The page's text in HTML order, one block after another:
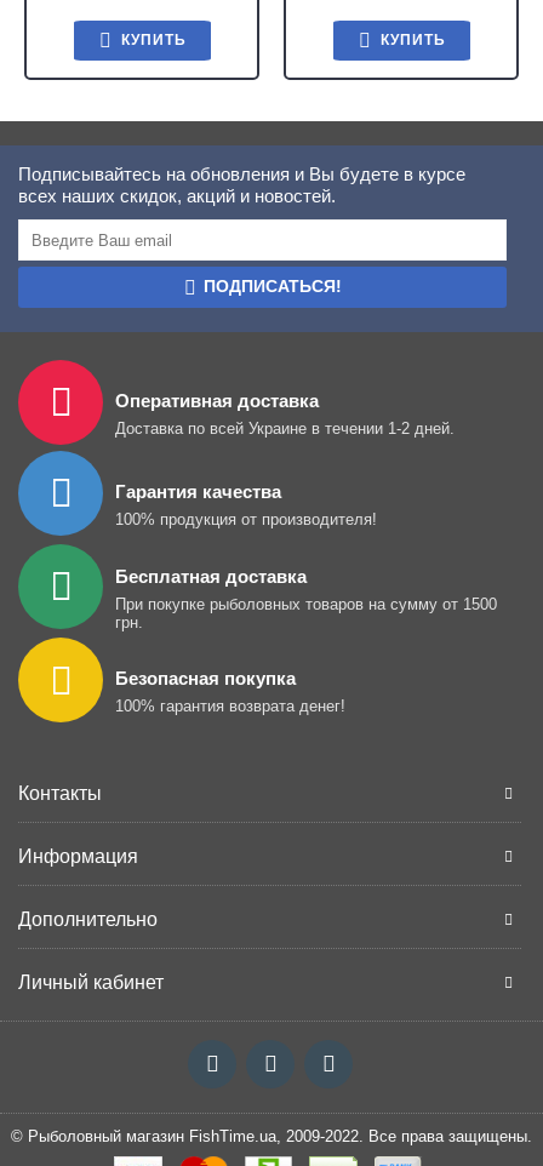
КУПИТЬ КУПИТЬ
Подписывайтесь на обновления и Вы будете в курсе
всех наших скидок, акций и новостей.
ПОДПИСАТЬСЯ!
Оперативная доставка
Доставка по всей Украине в течении 1-2 дней.
Гарантия качества
100% продукция от производителя!
Бесплатная доставка
При покупке рыболовных товаров на сумму от 1500
грн.
Безопасная покупка
100% гарантия возврата денег!
Контакты
Информация
Дополнительно
Личный кабинет
© Рыболовный магазин FishTime.ua, 2009-2022. Все права защищены.